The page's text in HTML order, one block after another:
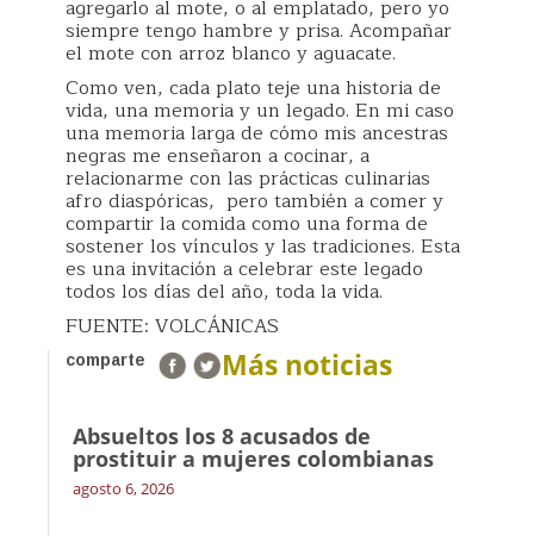
agregarlo al mote, o al emplatado, pero yo
siempre tengo hambre y prisa. Acompañar
el mote con arroz blanco y aguacate.
Como ven, cada plato teje una historia de
vida, una memoria y un legado. En mi caso
una memoria larga de cómo mis ancestras
negras me enseñaron a cocinar, a
relacionarme con las prácticas culinarias
afro diaspóricas, pero también a comer y
compartir la comida como una forma de
sostener los vínculos y las tradiciones. Esta
es una invitación a celebrar este legado
todos los días del año, toda la vida.
FUENTE: VOLCÁNICAS
comparte Más noticias
Absueltos los 8 acusados de
prostituir a mujeres colombianas
agosto 6, 2026